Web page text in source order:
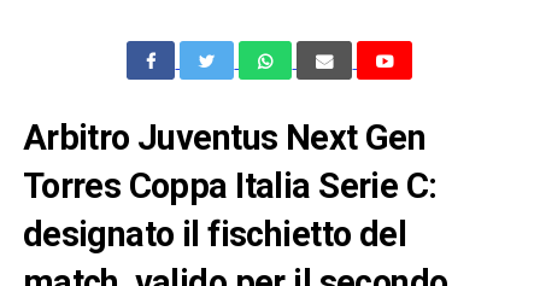
Arbitro Juventus Next Gen
Torres Coppa Italia Serie C:
designato il fischietto del